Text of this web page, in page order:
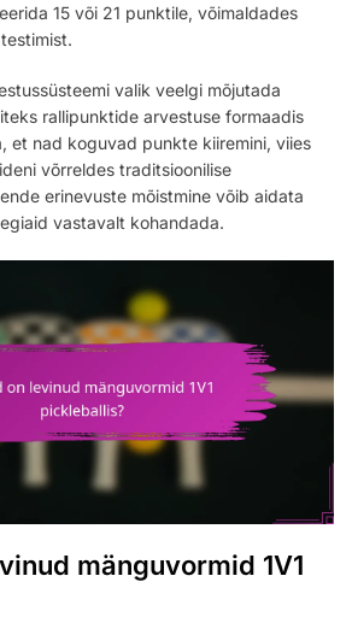
15 või 21 punktile, võimaldades
valik veelgi mõjutada
rallipunktide arvestuse formaadis
et nad koguvad punkte kiiremini, viies
võrreldes traditsioonilise
erinevuste mõistmine võib aidata
vastavalt kohandada.
mänguvormid 1V1